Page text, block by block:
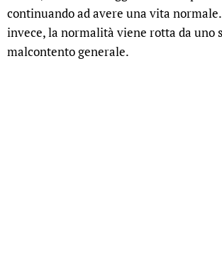
continuando ad avere una vita
invece, la normalità viene rotta da uno
malcontento generale.